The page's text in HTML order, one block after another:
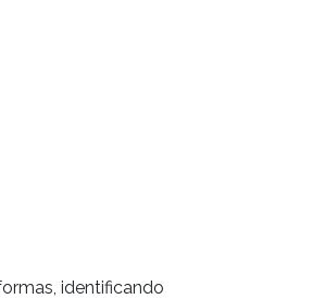
identificando